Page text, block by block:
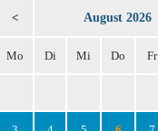
< August 2026
Mo Di Mi Do Fr